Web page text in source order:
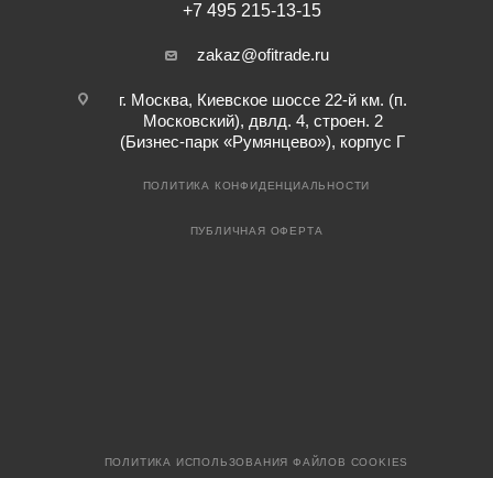
+7 495 215-13-15
zakaz@ofitrade.ru
г. Москва, Киевское шоссе 22-й км. (п.
Московский), двлд. 4, строен. 2
(Бизнес-парк «Румянцево»), корпус Г
ПОЛИТИКА КОНФИДЕНЦИАЛЬНОСТИ
ПУБЛИЧНАЯ ОФЕРТА
ПОЛИТИКА ИСПОЛЬЗОВАНИЯ ФАЙЛОВ COOKIES